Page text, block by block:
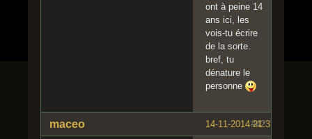
ont à peine 14
ans ici, les
vois-tu écrire
de la sorte.
bref, tu
dénature le
personne
#42
14-11-2014 21:37:55
maceo